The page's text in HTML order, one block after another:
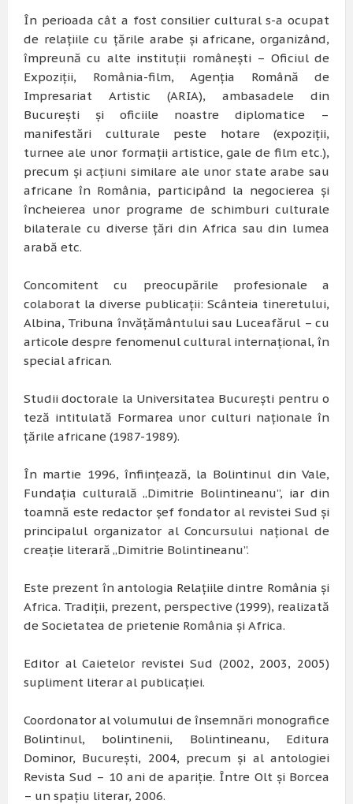
În perioada cât a fost consilier cultural s-a ocupat
de relaţiile cu ţările arabe şi africane, organizând,
împreună cu alte instituţii româneşti – Oficiul de
Expoziţii, România-film, Agenţia Română de
Impresariat Artistic (ARIA), ambasadele din
Bucureşti şi oficiile noastre diplomatice –
manifestări culturale peste hotare (expoziţii,
turnee ale unor formaţii artistice, gale de film etc.),
precum şi acţiuni similare ale unor state arabe sau
africane în România, participând la negocierea şi
încheierea unor programe de schimburi culturale
bilaterale cu diverse ţări din Africa sau din lumea
arabă etc.
Concomitent cu preocupările profesionale a
colaborat la diverse publicaţii: Scânteia tineretului,
Albina, Tribuna învăţământului sau Luceafărul – cu
articole despre fenomenul cultural internaţional, în
special african.
Studii doctorale la Universitatea Bucureşti pentru o
teză intitulată Formarea unor culturi naţionale în
ţările africane (1987-1989).
În martie 1996, înfiinţează, la Bolintinul din Vale,
Fundaţia culturală „Dimitrie Bolintineanu”, iar din
toamnă este redactor şef fondator al revistei Sud şi
principalul organizator al Concursului naţional de
creaţie literară „Dimitrie Bolintineanu”.
Este prezent în antologia Relaţiile dintre România şi
Africa. Tradiţii, prezent, perspective (1999), realizată
de Societatea de prietenie România şi Africa.
Editor al Caietelor revistei Sud (2002, 2003, 2005)
supliment literar al publicaţiei.
Coordonator al volumului de însemnări monografice
Bolintinul, bolintinenii, Bolintineanu, Editura
Dominor, Bucureşti, 2004, precum şi al antologiei
Revista Sud – 10 ani de apariţie. Între Olt şi Borcea
– un spaţiu literar, 2006.